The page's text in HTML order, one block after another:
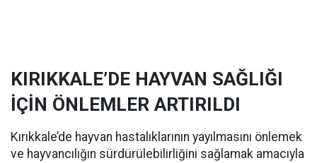
KIRIKKALE’DE HAYVAN SAĞLIĞI
İÇİN ÖNLEMLER ARTIRILDI
Kırıkkale’de hayvan hastalıklarının yayılmasını önlemek
ve hayvancılığın sürdürülebilirliğini sağlamak amacıyla